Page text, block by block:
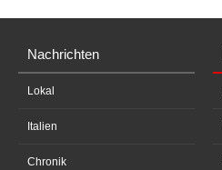
Nachrichten
Lokal
Italien
Chronik